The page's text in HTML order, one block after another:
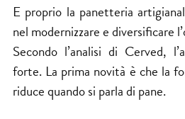
E proprio la panetteria
nel modernizzare e diversificare
Secondo l’analisi di Cerved,
forte. La prima novità è che la
riduce quando si parla di pane.